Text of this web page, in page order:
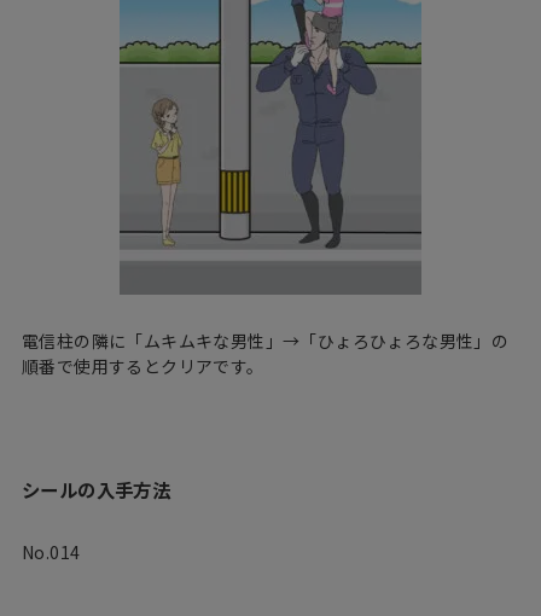
電信柱の隣に「ムキムキな男性」→「ひょろひょろな男性」の
順番で使用するとクリアです。
シールの入手方法
No.014